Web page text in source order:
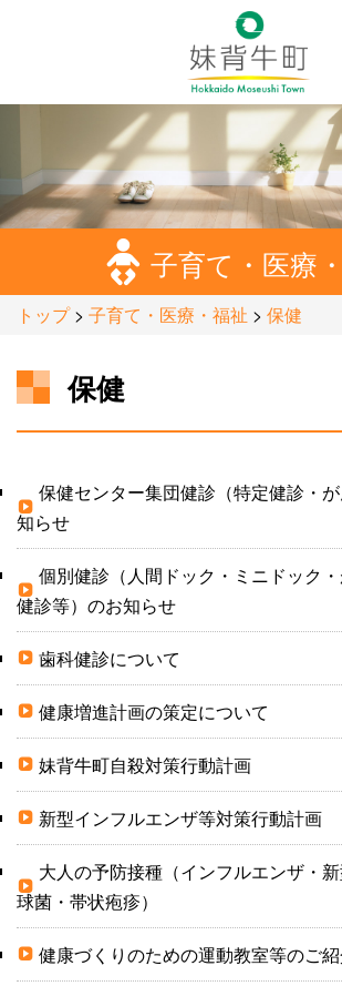
子育て・医療
トップ> 子育て・医療・福祉 > 保健
保健
保健センター集団健診（特定健診・
知らせ
個別健診（人間ドック・ミニドック
健診等）のお知らせ
歯科健診について
健康増進計画の策定について
妹背牛町自殺対策行動計画
新型インフルエンザ等対策行動計画
大人の予防接種（インフルエンザ・
球菌・帯状疱疹）
健康づくりのための運動教室等のご